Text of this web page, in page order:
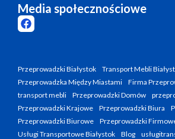
Media społecznościowe
Przeprowadzki Białystok
Transport Mebli
Przeprowadzka Między Miastami
Firma
transport mebli
Przeprowadzki Domów
Przeprowadzki Krajowe
Przeprowadzki Biura
Przeprowadzki Biurowe
Przeprowadzki
Usługi Transportowe Białystok
Blog